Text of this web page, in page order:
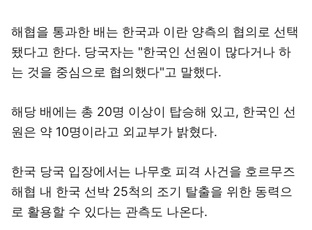
해협을 통과한 배는 한국과 이란 양측의 협의로 선택
됐다고 한다. 당국자는 "한국인 선원이 많다거나 하
는 것을 중심으로 협의했다"고 말했다.
해당 배에는 총 20명 이상이 탑승해 있고, 한국인 선
원은 약 10명이라고 외교부가 밝혔다.
한국 당국 입장에서는 나무호 피격 사건을 호르무즈
해협 내 한국 선박 25척의 조기 탈출을 위한 동력으
로 활용할 수 있다는 관측도 나온다.